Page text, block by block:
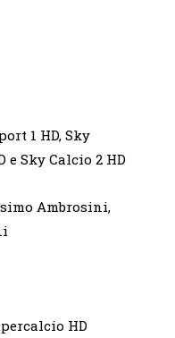
HD, Sky
e Sky Calcio 2 HD
Ambrosini,
HD